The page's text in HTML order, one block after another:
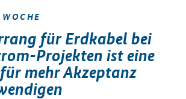
für Erdkabel bei
Projekten ist eine
mehr Akzeptanz